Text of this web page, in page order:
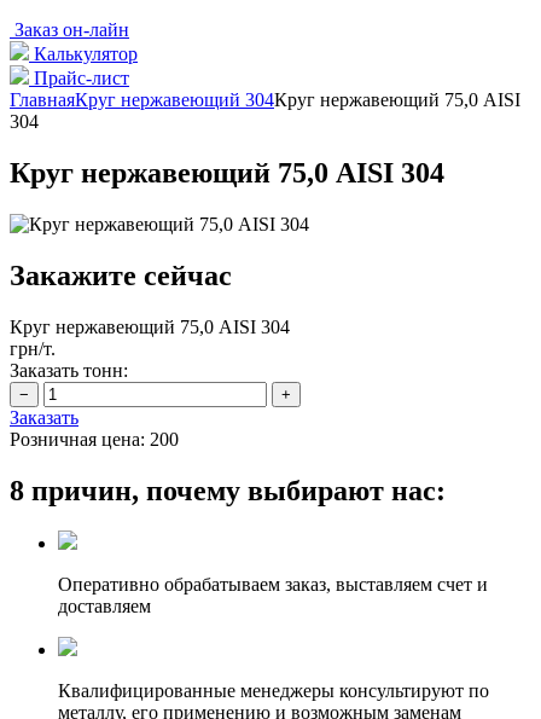
Заказ он-лайн
Калькулятор
Прайс-лист
ГлавнаяКруг нержавеющий 304Круг нержавеющий 75,0 AISI
304
Круг нержавеющий 75,0 AISI 304
Закажите сейчас
Круг нержавеющий 75,0 AISI 304
грн/т.
Заказать тонн:
Заказать
Розничная цена: 200
8 причин, почему выбирают нас:
Оперативно обрабатываем заказ, выставляем счет и
доставляем
Квалифицированные менеджеры консультируют по
металлу, его применению и возможным заменам